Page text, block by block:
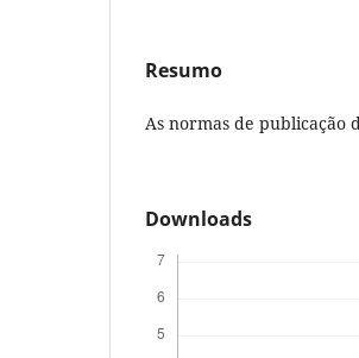
Resumo
As normas de publicação
Downloads